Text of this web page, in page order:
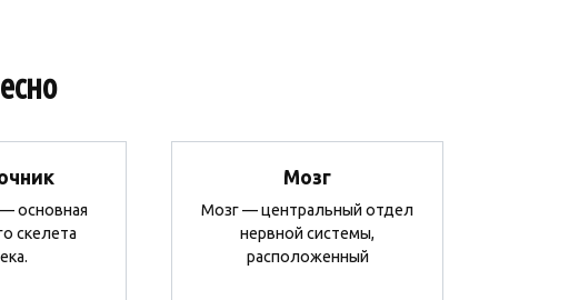
основная
скелета
Мозг
Мозг — центральный отдел
нервной системы,
расположенный